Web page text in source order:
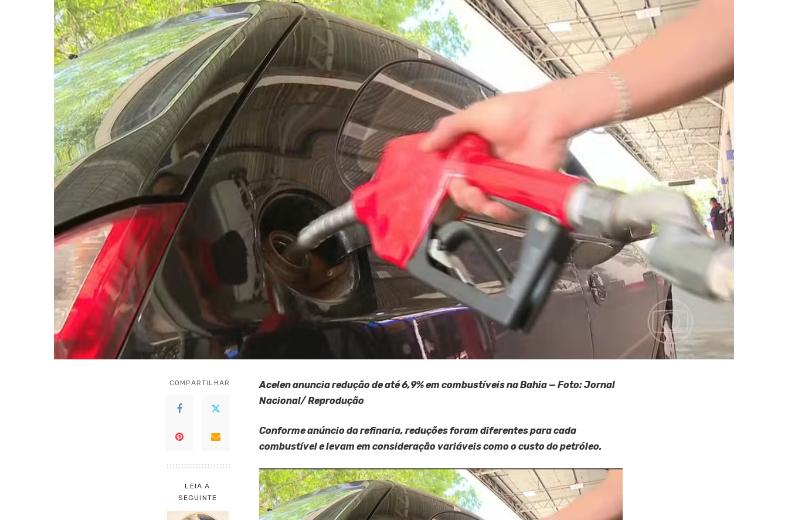
COMPARTILHAR
LEIA A
SEGUINTE
Acelen anuncia redução de até 6,9% em combustíveis na Bahia — Foto: Jornal
Nacional/ Reprodução
Conforme anúncio da refinaria, reduções foram diferentes para cada
combustível e levam em consideração variáveis como o custo do petróleo.